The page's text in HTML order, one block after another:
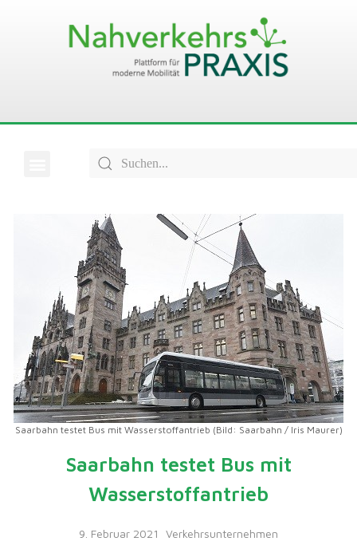
Saarbahn testet Bus mit Wasserstoffantrieb (Bild: Saarbahn / Iris Maurer)
Saarbahn testet Bus mit
Wasserstoffantrieb
9. Februar 2021 Verkehrsunternehmen